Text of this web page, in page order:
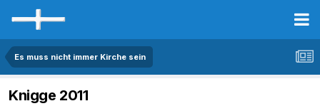
Es muss nicht immer Kirche sein
Knigge 2011